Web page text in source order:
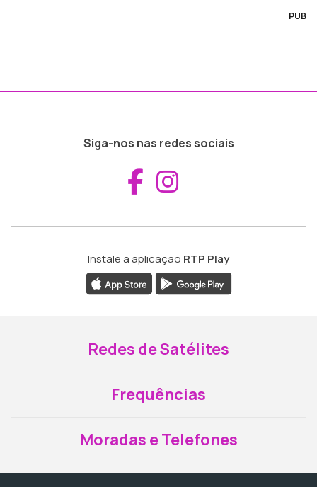
PUB
Siga-nos nas redes sociais
Aceder ao
Instale a aplicação RTP Play
Redes de Satélites
Frequências
Moradas e Telefones